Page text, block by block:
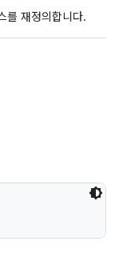
를 재정의합니다.